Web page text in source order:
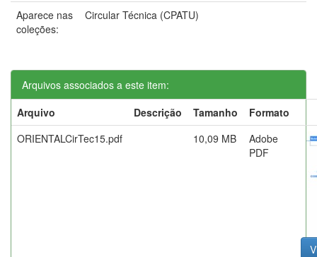
Aparece nas
coleções:
Circular Técnica (CPATU)
Arquivos associados a este item:
Arquivo
Descrição Tamanho
Formato
ORIENTALCirTec15.pdf
10,09 MB
Adobe
PDF